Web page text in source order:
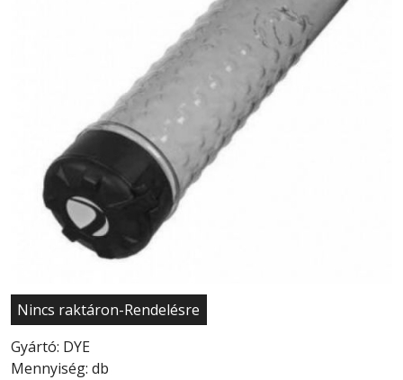
Nincs raktáron-Rendelésre
Gyártó: DYE
Mennyiség: db